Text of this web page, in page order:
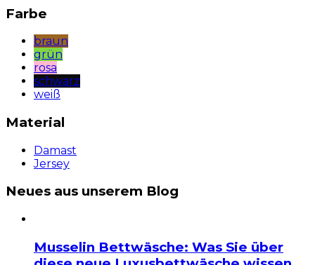
Farbe
braun
grün
rosa
schwarz
weiß
Material
Damast
Jersey
Neues aus unserem Blog
Musselin Bettwäsche: Was Sie über